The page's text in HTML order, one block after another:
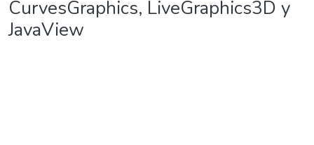
CurvesGraphics, LiveGraphics3D y
JavaView